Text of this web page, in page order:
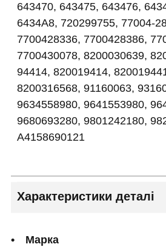
643470, 643475, 643476,
6434A8, 720299755, 77004-
7700428336, 7700428386,
7700430078, 8200030639,
94414, 820019414,
8200316568, 91160063,
9634558980, 9641553980,
9680693280, 9801242180,
A4158690121
Характеристики деталі
Марка